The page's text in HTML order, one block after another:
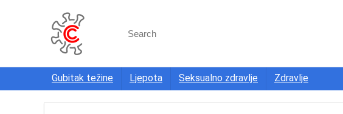
for:
Gubitak težine Ljepota Seksualno zdravlje Zdravlje